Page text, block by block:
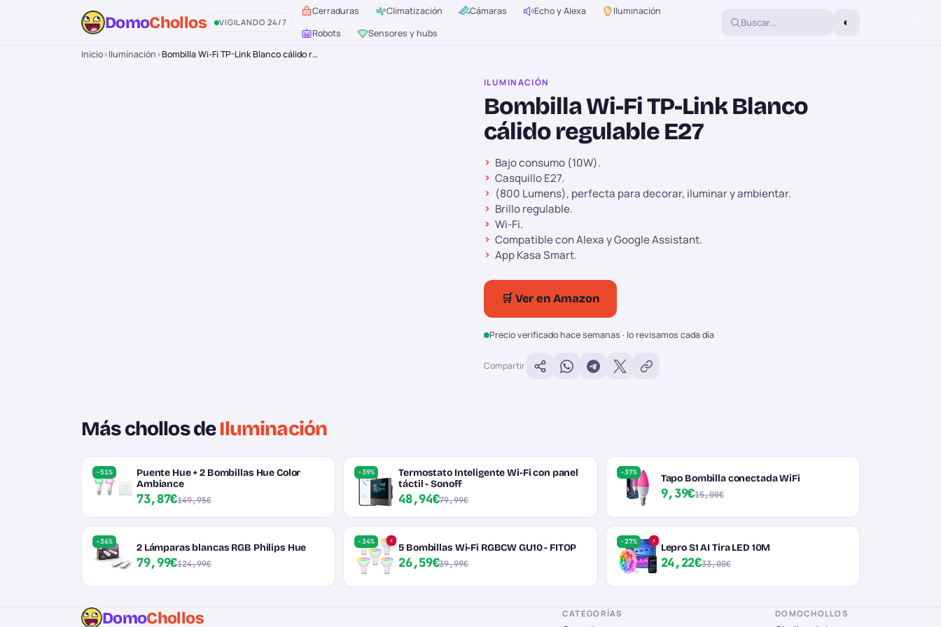
DomoChollos VIGILANDO 24/7
Cerraduras Climatización Cámaras Echo y Alexa
Iluminación
Robots
Sensores y hubs
◐
Inicio›Iluminación›Bombilla Wi-Fi TP-Link Blanco cálido r…
ILUMINACIÓN
Bombilla Wi-Fi TP-Link Blanco
cálido regulable E27
Bajo consumo (10W).
Casquillo E27.
(800 Lumens), perfecta para decorar, iluminar y ambientar.
Brillo regulable.
Wi-Fi.
Compatible con Alexa y Google Assistant.
App Kasa Smart.
🛒 Ver en Amazon
Precio verificado hace semanas · lo revisamos cada día
Compartir
Más chollos deIluminación
-51%
Puente Hue + 2 Bombillas Hue Color
Ambiance
73,87€149,95€
-39%
Termostato Inteligente Wi-Fi con panel
táctil - Sonoff
48,94€79,99€
-37% Tapo Bombilla conectada WiFi
9,39€15,00€
-36% 2 Lámparas blancas RGB Philips Hue
79,99€124,99€
-34% ⚡
5 Bombillas Wi-Fi RGBCW GU10 - FITOP
26,59€39,99€
-27% ⚡
Lepro S1 AI Tira LED 10M
24,22€33,00€
DomoChollos CATEGORÍAS DOMOCHOLLOS